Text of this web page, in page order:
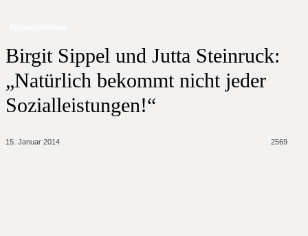
Birgit Sippel und Jutta Steinruck:
„Natürlich bekommt nicht jeder
Sozialleistungen!“
15. Januar 2014 2569